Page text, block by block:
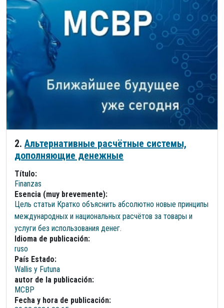
2. Альтернативные расчётные системы,
дополняющие денежные
Título:
Finanzas
Esencia (muy brevemente):
Цель статьи Кратко объяснить абсолютно новые принципы
международных и национальных расчётов за товары и
услуги без использования денег.
Idioma de publicación:
ruso
País Estado:
Wallis y Futuna
autor de la publicación:
МСВР
Fecha y hora de publicación: